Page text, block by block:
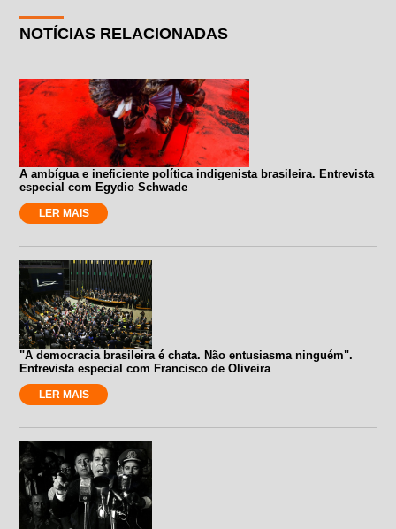
NOTÍCIAS RELACIONADAS
A ambígua e ineficiente política indigenista brasileira. Entrevista
especial com Egydio Schwade
LER MAIS
"A democracia brasileira é chata. Não entusiasma ninguém".
Entrevista especial com Francisco de Oliveira
LER MAIS